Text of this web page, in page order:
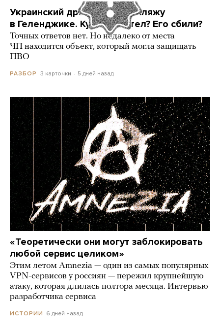
Украинский дрон попал по пляжу
в Геленджике. Куда он летел? Его сбили?
Точных ответов нет. Но недалеко от места
ЧП находится объект, который могла защищать
ПВО
РАЗБОР 3 карточки 5 дней назад
«Теоретически они могут заблокировать
любой сервис целиком»
Этим летом Amnezia — один из самых популярных
VPN-сервисов у россиян — пережил крупнейшую
атаку, которая длилась полтора месяца. Интервью
разработчика сервиса
ИСТОРИИ 6 дней назад